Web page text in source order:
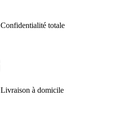
Confidentialité totale
Livraison à domicile